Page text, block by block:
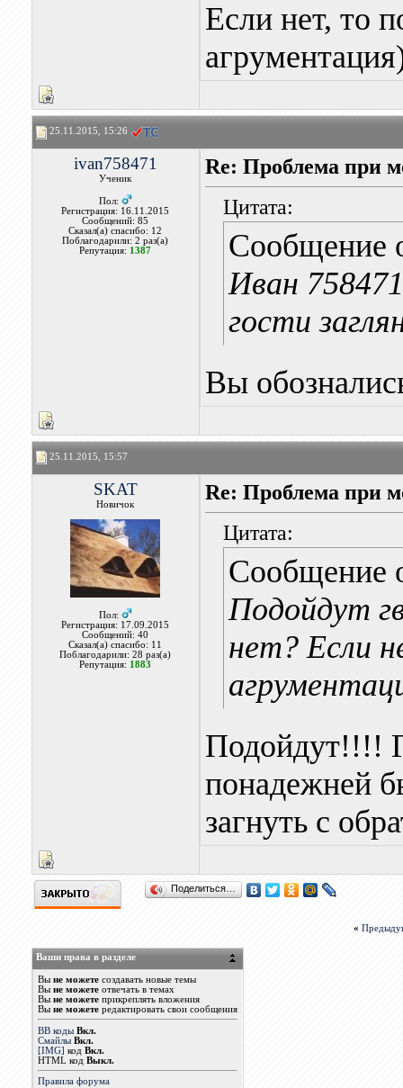
Если нет, то
25.11.2015, 15:26
ivan758471
Ученик
Пол:
Регистрация: 16.11.2015
Сообщений: 85
Сказал(а) спасибо: 12
Поблагодарили: 2 раз(а)
Репутация: 1387
Re: Проблема при
Цитата:
Сообщение
Иван
гости
Вы
25.11.2015, 15:57
SKAT
Новичок
Пол:
Регистрация: 17.09.2015
Сообщений: 40
Сказал(а) спасибо: 11
Поблагодарили: 28 раз(а)
Репутация: 1883
Re: Проблема при
Цитата:
Сообщение
Подойдут
нет? Если
Подойдут!!!!
понадежней
загнуть с
Поделиться…
«
Ваши права в разделе
Вы не можетесоздавать новые темы
Вы не можетеотвечать в темах
Вы не можетеприкреплять вложения
Вы не можетередактировать свои сообщения
BB коды Вкл.
Смайлы Вкл.
[IMG] код Вкл.
HTML код Выкл.
Правила форума